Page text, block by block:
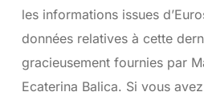
les informations issues
données relatives à cette
gracieusement fournies par
Ecaterina Balica. Si vous